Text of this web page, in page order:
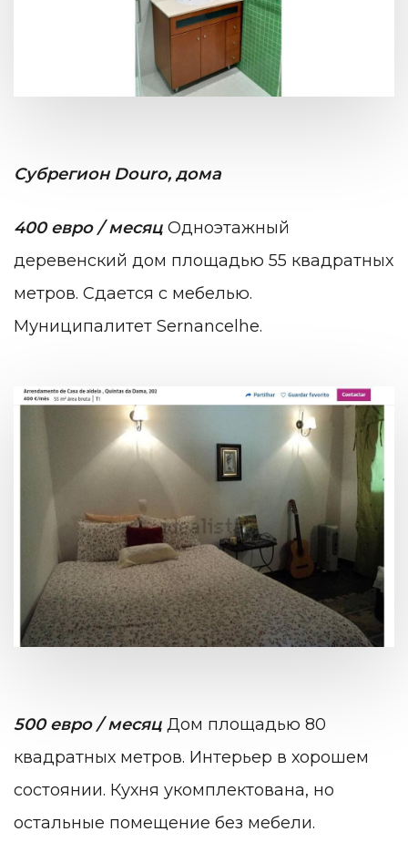
Субрегион Douro, дома
400 евро / месяц Одноэтажный
деревенский дом площадью 55 квадратных
метров. Сдается с мебелью.
Муниципалитет Sernancelhe.
500 евро / месяц Дом площадью 80
квадратных метров. Интерьер в хорошем
состоянии. Кухня укомплектована, но
остальные помещение без мебели.